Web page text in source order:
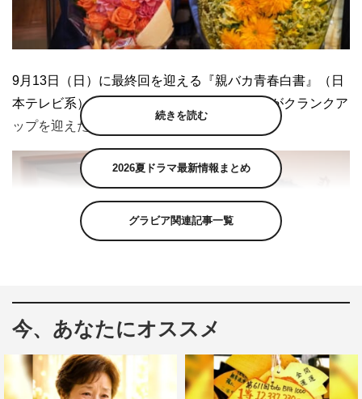
9月13日（日）に最終回を迎える『親バカ青春白書』（日
本テレビ系）に出演する永野芽郁、中川大志がクランクア
ップを迎えた。
続きを読む
2026夏ドラマ最新情報まとめ
グラビア関連記事一覧
今、あなたにオススメ